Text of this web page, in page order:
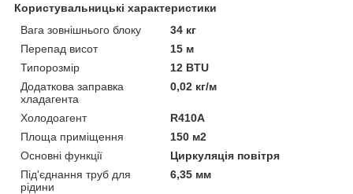
Користувальницькі характеристики
Вага зовнішнього блоку
34 кг
Перепад висот
15 м
Типорозмір
12 BTU
Додаткова заправка
хладагента
0,02 кг/м
Холодоагент
R410A
Площа приміщення
150 м2
Основні функції
Циркуляція повітря
Під'єднання труб для
рідини
6,35 мм